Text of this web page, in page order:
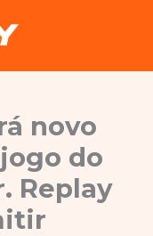
novo
do
Replay